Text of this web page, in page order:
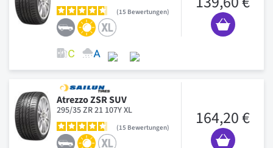
15 Bewertungen
Atrezzo ZSR SUV
295/35 ZR 21 107Y XL
15 Bewertungen 164,20 €